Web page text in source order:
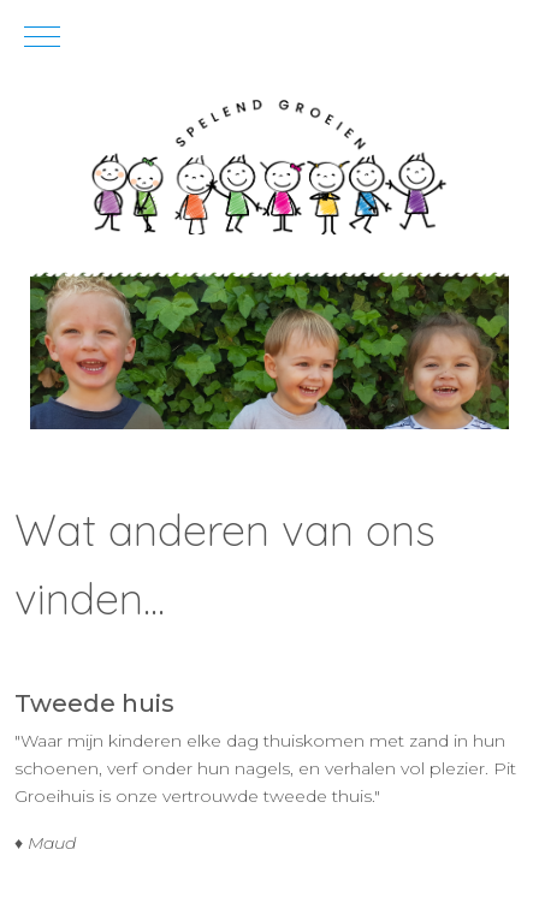
Mobile Menu Toggle
Wat anderen van ons
vinden...
Tweede huis
"Waar mijn kinderen elke dag thuiskomen met zand in hun
schoenen, verf onder hun nagels, en verhalen vol plezier. Pit
Groeihuis is onze vertrouwde tweede thuis."
♦ Maud